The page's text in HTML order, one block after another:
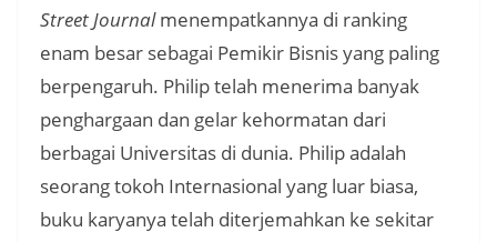
Street Journalmenempatkannya di ranking
enam besar sebagai Pemikir Bisnis yang paling
berpengaruh. Philip telah menerima banyak
penghargaan dan gelar kehormatan dari
berbagai Universitas di dunia. Philip adalah
seorang tokoh Internasional yang luar biasa,
buku karyanya telah diterjemahkan ke sekitar